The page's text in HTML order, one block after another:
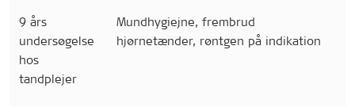
9 års
undersøgelse
hos
tandplejer
Mundhygiejne, frembrud
hjørnetænder, røntgen på indikation